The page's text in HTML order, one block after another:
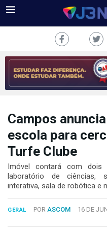
J3NEWS
COLUNAS
FALE
Copyright
Campos
escola para
Turfe Clube
Imóvel contará com dois
laboratório de ciências,
interativa, sala de robótica e
GERAL POR ASCOM 16 DE